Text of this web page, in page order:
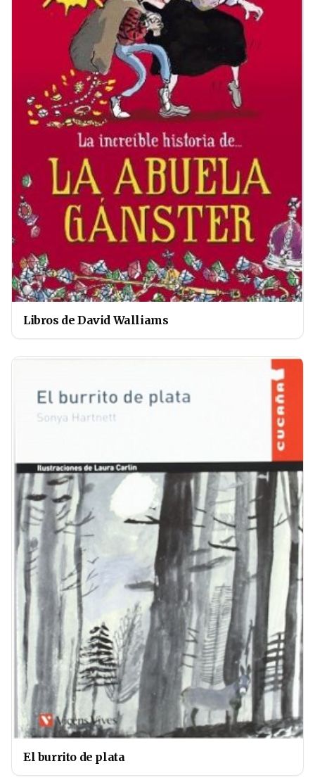
Libros de David Walliams
El burrito de plata